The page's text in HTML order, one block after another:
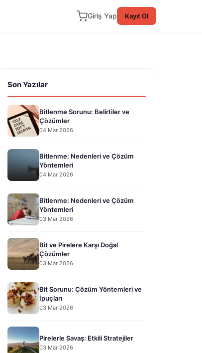
Giriş Yap Kayıt Ol
Son Yazılar
Bitlenme Sorunu: Belirtiler ve
Çözümler
04 Mar 2026
Bitlenme: Nedenleri ve Çözüm
Yöntemleri
04 Mar 2026
Bitlenme: Nedenleri ve Çözüm
Yöntemleri
03 Mar 2026
Bit ve Pirelere Karşı Doğal
Çözümler
03 Mar 2026
Bit Sorunu: Çözüm Yöntemleri ve
İpuçları
03 Mar 2026
Pirelerle Savaş: Etkili Stratejiler
03 Mar 2026